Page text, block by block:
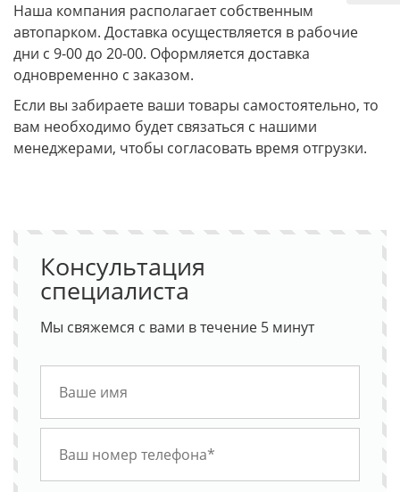
Наша компания располагает собственным
автопарком. Доставка осуществляется в рабочие
дни с 9-00 до 20-00. Оформляется доставка
одновременно с заказом.
Если вы забираете ваши товары самостоятельно, то
вам необходимо будет связаться с нашими
менеджерами, чтобы согласовать время отгрузки.
Консультация
специалиста
Мы свяжемся с вами в течение 5 минут